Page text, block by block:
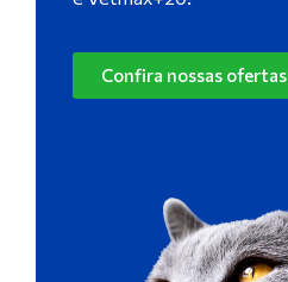
Confira nossas ofertas